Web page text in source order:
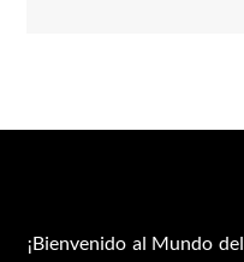
¡Bienvenido al Mundo